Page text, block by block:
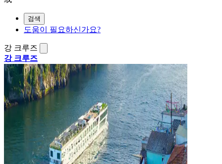
검색
도움이 필요하신가요?
강 크루즈
강 크루즈